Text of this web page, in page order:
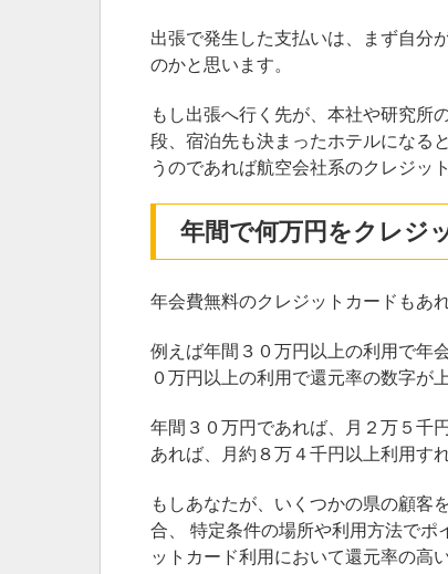
出張で発生した支払いは、まず自分
のかと思います。
もし出張へ行く先が、本社や研究所
段、宿泊先も決まったホテルになる
うのであれば航空会社系のクレジッ
年間で何万円をクレジ
年会費無料のクレジットカードもあ
例えば年間３０万円以上の利用で年
０万円以上の利用で還元率の数字が
年間３０万円であれば、月２万５千
あれば、月約８万４千円以上利用す
もしあなたが、いくつかの県の顧客
合、 特定条件の場所や利用方法でポ
ットカード利用において還元率の高